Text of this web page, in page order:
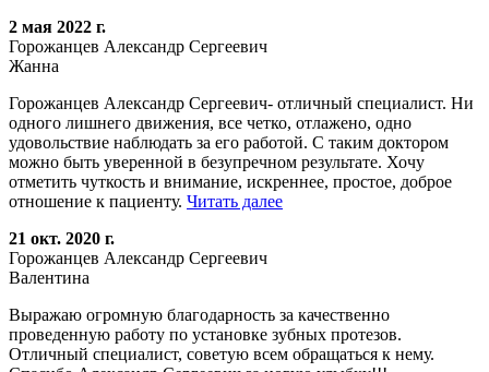
2 мая 2022 г.
Горожанцев Александр Сергеевич
Жанна
Горожанцев Александр Сергеевич- отличный специалист. Ни
одного лишнего движения, все четко, отлажено, одно
удовольствие наблюдать за его работой. С таким доктором
можно быть уверенной в безупречном результате. Хочу
отметить чуткость и внимание, искреннее, простое, доброе
отношение к пациенту. Читать далее
21 окт. 2020 г.
Горожанцев Александр Сергеевич
Валентина
Выражаю огромную благодарность за качественно
проведенную работу по установке зубных протезов.
Отличный специалист, советую всем обращаться к нему.